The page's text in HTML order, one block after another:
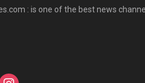
: is one of the best news channel